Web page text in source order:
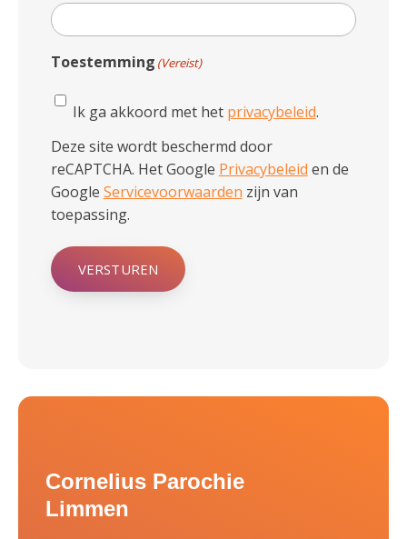
Toestemming (Vereist)
Ik ga akkoord met het privacybeleid.
Deze site wordt beschermd door
reCAPTCHA. Het Google Privacybeleid en de
Google Servicevoorwaarden zijn van
toepassing.
VERSTUREN
Cornelius Parochie
Limmen